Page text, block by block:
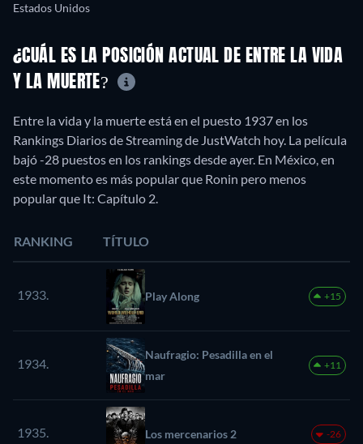
Estados Unidos
¿CUÁL ES LA POSICIÓN ACTUAL DE ENTRE LA VIDA
Y LA MUERTE?
Entre la vida y la muerte está en el puesto 1937 en los
Rankings Diarios de Streaming de JustWatch hoy. La película
bajó -28 puestos en los rankings desde ayer. En México, en
este momento es más popular que Ronin pero menos
popular que It: Capítulo 2.
RANKING TÍTULO
1933. Play Along +15
1934.
Naufragio: Pesadilla en el
mar
+11
1935. Los mercenarios 2 -26